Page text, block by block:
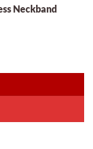
Neckband
Headset quantity